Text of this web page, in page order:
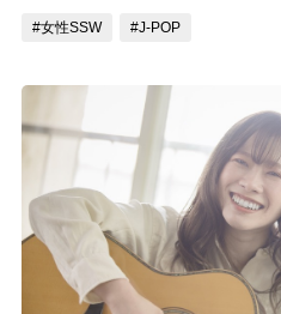
記事リクエスト
LINK
muevoクラウドファンディング
#女性SSW #J-POP